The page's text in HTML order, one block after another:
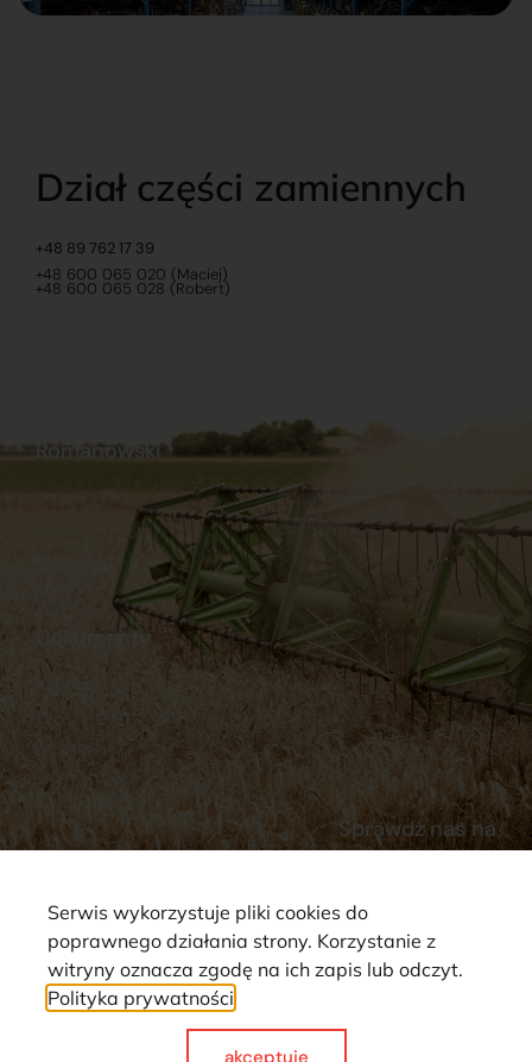
Dział części zamiennych
+48 89 762 17 39
+48 600 065 020 (Maciej)
+48 600 065 028 (Robert)
Dokumenty
Regulamin
Polityka prywatności
Reklamacje i zwroty
Dostawy
Płatności
Romanowski
Sklep internetowy
Praca
Ubezpieczenia
Sprawdź nas na
Strona wykorzystuje pliki cookie. Wszystkie prawa zastrzeżone ©
Serwis wykorzystuje pliki cookies do
poprawnego działania strony. Korzystanie z
witryny oznacza zgodę na ich zapis lub odczyt.
Polityka prywatności
akceptuje